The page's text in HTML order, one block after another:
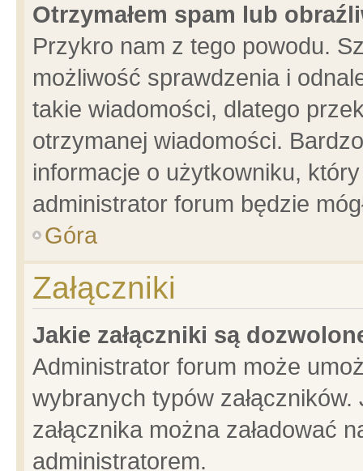
Otrzymałem spam lub
Przykro nam z tego powodu.
możliwość sprawdzenia i
takie wiadomości, dlatego
otrzymanej wiadomości.
informacje o użytkowniku,
administrator forum będzie
Góra
Załączniki
Jakie załączniki są
Administrator forum może
wybranych typów
załącznika można załadować
administratorem.